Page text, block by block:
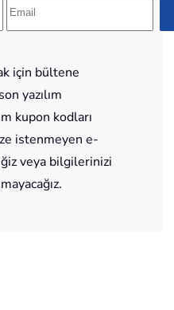
için bültene
yazılım
kupon kodları
istenmeyen e-
veya bilgilerinizi